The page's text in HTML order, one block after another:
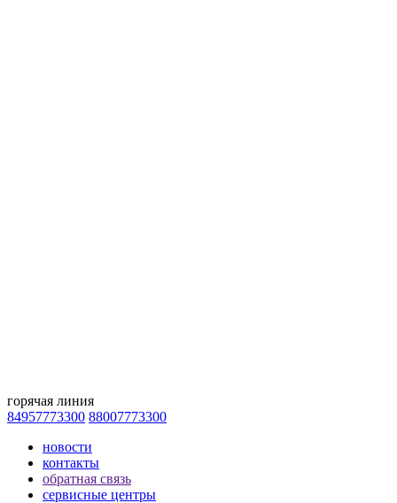
горячая линия
84957773300 88007773300
новости
контакты
обратная связь
сервисные центры